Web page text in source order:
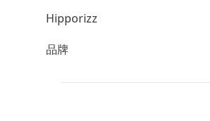
Hipporizz
品牌